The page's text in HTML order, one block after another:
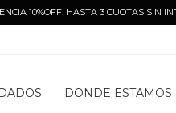
10%OFF. HASTA 3 CUOTAS SIN
DONDE ESTAMOS